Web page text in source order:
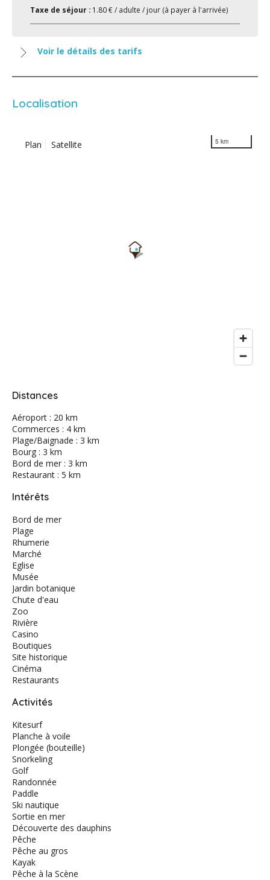
Taxe de séjour : 1.80 € / adulte / jour (à payer à l'arrivée)
Voir le détails des tarifs
Localisation
Plan Satellite 5 km
Distances
Aéroport : 20 km
Commerces : 4 km
Plage/Baignade : 3 km
Bourg : 3 km
Bord de mer : 3 km
Restaurant : 5 km
Intérêts
Bord de mer
Plage
Rhumerie
Marché
Eglise
Musée
Jardin botanique
Chute d'eau
Zoo
Rivière
Casino
Boutiques
Site historique
Cinéma
Restaurants
Activités
Kitesurf
Planche à voile
Plongée (bouteille)
Snorkeling
Golf
Randonnée
Paddle
Ski nautique
Sortie en mer
Découverte des dauphins
Pêche
Pêche au gros
Kayak
Pêche à la Scène